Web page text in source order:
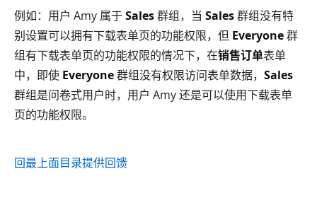
例如：用户 Amy 属于Sales群组，当 Sales群组没有特
别设置可以拥有下载表单页的功能权限，但 Everyone群
组有下载表单页的功能权限的情况下，在销售订单表单
中，即使 Everyone群组没有权限访问表单数据， Sales
群组是问卷式用户时，用户 Amy 还是可以使用下载表单
页的功能权限。
回最上面目录提供回馈